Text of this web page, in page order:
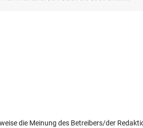
die Meinung des Betreibers/der